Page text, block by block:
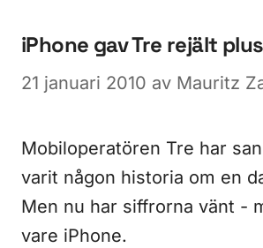
iPhone gav Tre rejält
21 januari 2010 av Mauritz
Mobiloperatören Tre har
varit någon historia om en
Men nu har siffrorna vänt -
vare iPhone.